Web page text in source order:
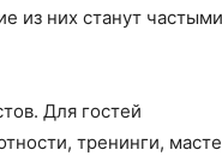
из них станут частыми
Для гостей
тренинги,